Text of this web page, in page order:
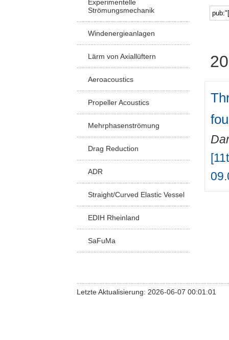
Experimentelle
Strömungsmechanik
Windenergieanlagen
Lärm von Axiallüftern
Aeroacoustics
Propeller Acoustics
Mehrphasenströmung
Drag Reduction
ADR
Straight/Curved Elastic Vessel
EDIH Rheinland
SaFuMa
Letzte Aktualisierung: 2026-06-07 00:01:01